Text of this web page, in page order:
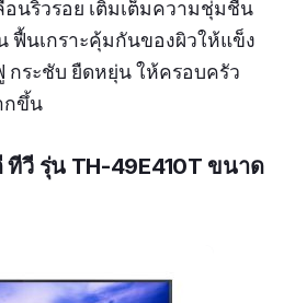
นริ้วรอย เติมเต็มความชุ่มชื้น
ฟื้นเกราะคุ้มกันของผิวให้แข็ง
กระชับ ยืดหยุ่น ให้ครอบครัว
กขึ้น
วี รุ่น TH-49E410T ขนาด